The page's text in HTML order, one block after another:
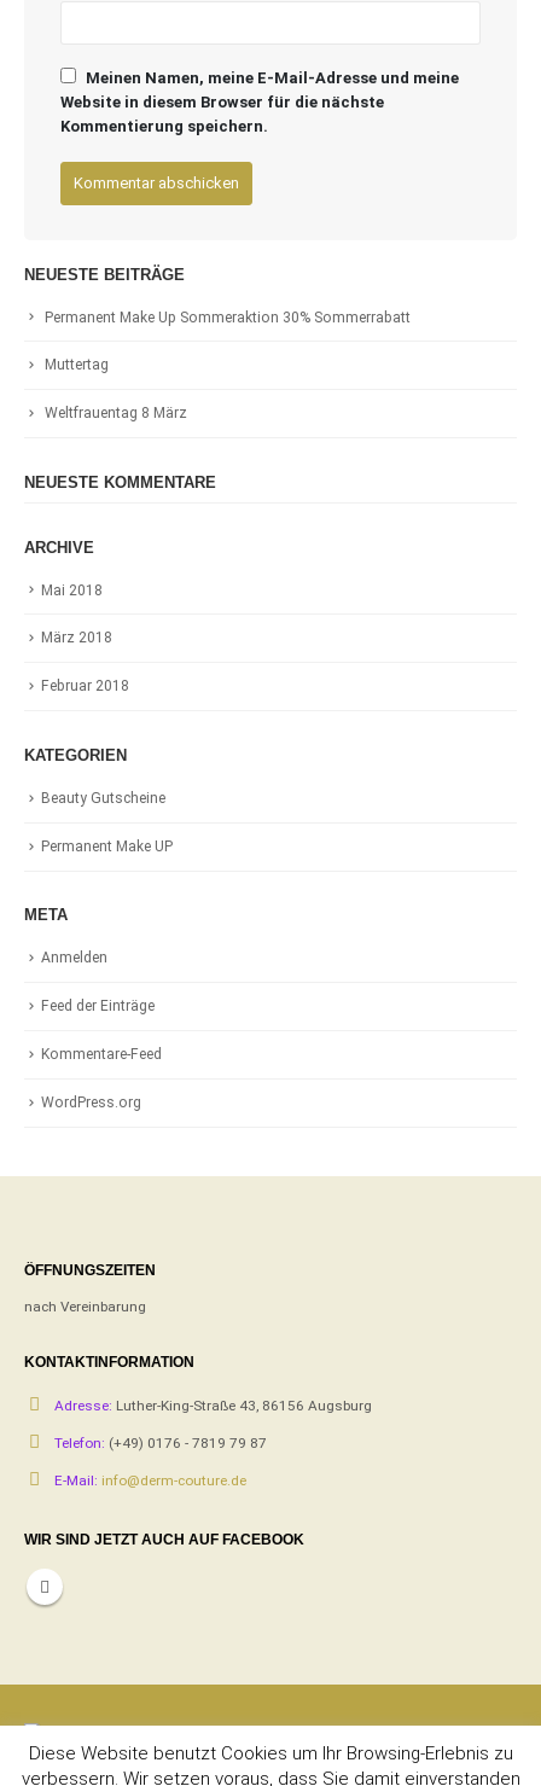
Meinen Namen, meine E-Mail-Adresse und meine
Website in diesem Browser für die nächste
Kommentierung speichern.
NEUESTE BEITRÄGE
Permanent Make Up Sommeraktion 30% Sommerrabatt
Muttertag
Weltfrauentag 8 März
NEUESTE KOMMENTARE
ARCHIVE
Mai 2018
März 2018
Februar 2018
KATEGORIEN
Beauty Gutscheine
Permanent Make UP
META
Anmelden
Feed der Einträge
Kommentare-Feed
WordPress.org
ÖFFNUNGSZEITEN
nach Vereinbarung
KONTAKTINFORMATION
Adresse: Luther-King-Straße 43, 86156 Augsburg
Telefon: (+49) 0176 - 7819 79 87
E-Mail: info@derm-couture.de
WIR SIND JETZT AUCH AUF FACEBOOK
Derm Couture © Copyright 2020. All Rights Reserved. | Powered by Web-Mir|Admin |
Diese Website benutzt Cookies um Ihr Browsing-Erlebnis zu
verbessern. Wir setzen voraus, dass Sie damit einverstanden